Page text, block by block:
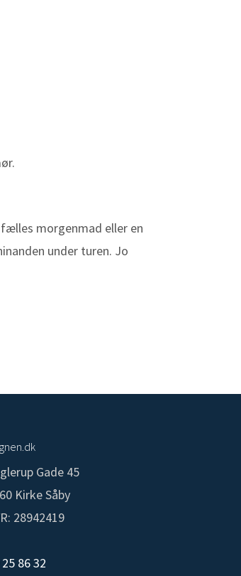
morgenmad eller en
under turen. Jo
Gade 45
Kirke Såby
28942419
86 32